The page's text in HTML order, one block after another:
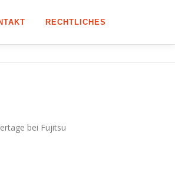
RECHTLICHES
bei Fujitsu